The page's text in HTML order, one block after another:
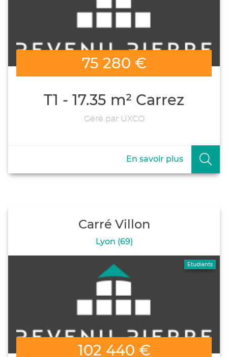
75 280 €
T1 - 17.35 m² Carrez
Géré par UXCO
En savoir plus
Carré Villon
Lyon (69)
Etudiants
102 440 €